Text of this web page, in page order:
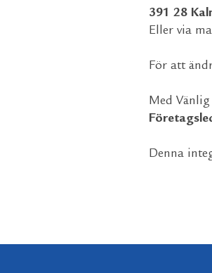
391 28
Eller via
För att
Med
Denna